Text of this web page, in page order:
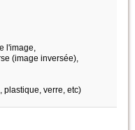
l'image,
(image inversée),
plastique, verre, etc)